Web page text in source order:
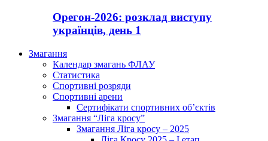
Орегон-2026: розклад виступу
українців, день 1
Змагання
Календар змагань ФЛАУ
Статистика
Спортивні розряди
Спортивні арени
Сертифікати спортивних об’єктів
Змагання “Ліга кросу”
Змагання Ліга кросу – 2025